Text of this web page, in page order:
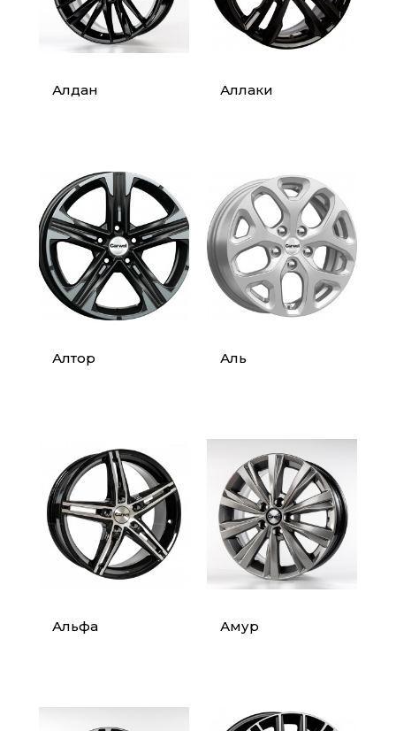
Алдан Аллаки
Алтор Аль
Альфа Амур